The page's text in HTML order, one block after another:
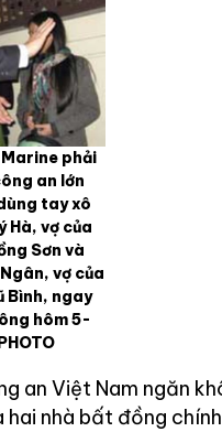
phải
an lớn
tay xô
Hà, vợ của
Sơn và
vợ của
Bình, ngay
hôm 5-
an Việt Nam ngăn
hai nhà bất đồng